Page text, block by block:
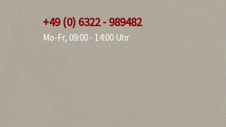
+49 (0) 6322 - 989482
Mo-Fr, 09:00 - 14:00 Uhr